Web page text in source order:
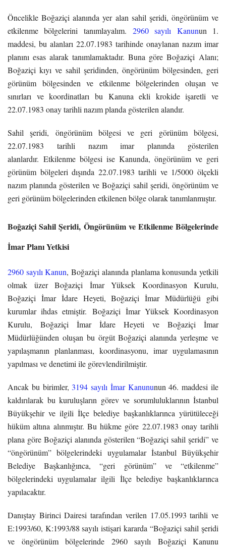
Öncelikle Boğaziçi alanında yer alan sahil şeridi, öngörünüm ve
etkilenme bölgelerini tanımlayalım. 2960 sayılı Kanunun 1.
maddesi, bu alanları 22.07.1983 tarihinde onaylanan nazım imar
planını esas alarak tanımlamaktadır. Buna göre Boğaziçi Alanı;
Boğaziçi kıyı ve sahil şeridinden, öngörünüm bölgesinden, geri
görünüm bölgesinden ve etkilenme bölgelerinden oluşan ve
sınırları ve koordinatları bu Kanuna ekli krokide işaretli ve
22.07.1983 onay tarihli nazım planda gösterilen alandır.
Sahil şeridi, öngörünüm bölgesi ve geri görünüm bölgesi,
22.07.1983 tarihli nazım imar planında gösterilen
alanlardır. Etkilenme bölgesi ise Kanunda, öngörünüm ve geri
görünüm bölgeleri dışında 22.07.1983 tarihli ve 1/5000 ölçekli
nazım planında gösterilen ve Boğaziçi sahil şeridi, öngörünüm ve
geri görünüm bölgelerinden etkilenen bölge olarak tanımlanmıştır.
Boğaziçi Sahil Şeridi, Öngörünüm ve Etkilenme Bölgelerinde
İmar Planı Yetkisi
2960 sayılı Kanun, Boğaziçi alanında planlama konusunda yetkili
olmak üzer Boğaziçi İmar Yüksek Koordinasyon Kurulu,
Boğaziçi İmar İdare Heyeti, Boğaziçi İmar Müdürlüğü gibi
kurumlar ihdas etmiştir. Boğaziçi İmar Yüksek Koordinasyon
Kurulu, Boğaziçi İmar İdare Heyeti ve Boğaziçi İmar
Müdürlüğünden oluşan bu örgüt Boğaziçi alanında yerleşme ve
yapılaşmanın planlanması, koordinasyonu, imar uygulamasının
yapılması ve denetimi ile görevlendirilmiştir.
Ancak bu birimler, 3194 sayılı İmar Kanununun 46. maddesi ile
kaldırılarak bu kuruluşların görev ve sorumluluklarının İstanbul
Büyükşehir ve ilgili İlçe belediye başkanlıklarınca yürütüleceği
hüküm altına alınmıştır. Bu hükme göre 22.07.1983 onay tarihli
plana göre Boğaziçi alanında gösterilen “Boğaziçi sahil şeridi” ve
“öngörünüm” bölgelerindeki uygulamalar İstanbul Büyükşehir
Belediye Başkanlığınca, “geri görünüm” ve “etkilenme”
bölgelerindeki uygulamalar ilgili İlçe belediye başkanlıklarınca
yapılacaktır.
Danıştay Birinci Dairesi tarafından verilen 17.05.1993 tarihli ve
E:1993/60, K:1993/88 sayılı istişari kararda “Boğaziçi sahil şeridi
ve öngörünüm bölgelerinde 2960 sayılı Boğaziçi Kanunu